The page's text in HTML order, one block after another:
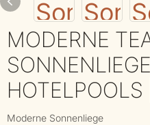
MODERNE
HOTELPOOLS
Moderne Sonnenliege